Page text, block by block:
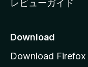
レビューガイド
Download
Download Firefox